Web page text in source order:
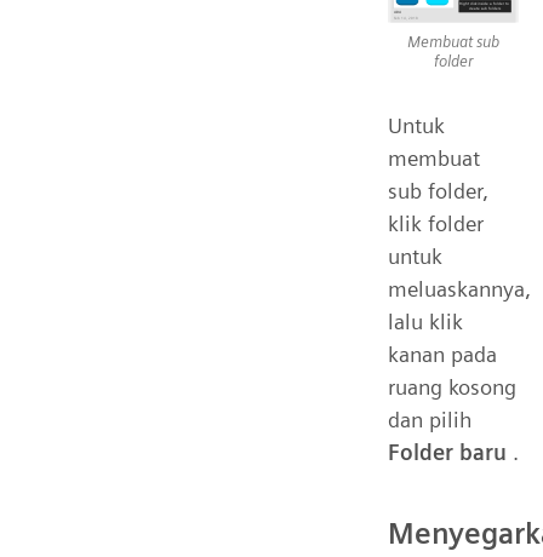
Membuat sub
folder
Untuk
membuat
sub folder,
klik folder
untuk
meluaskannya,
lalu klik
kanan pada
ruang kosong
dan pilih
Folder baru .